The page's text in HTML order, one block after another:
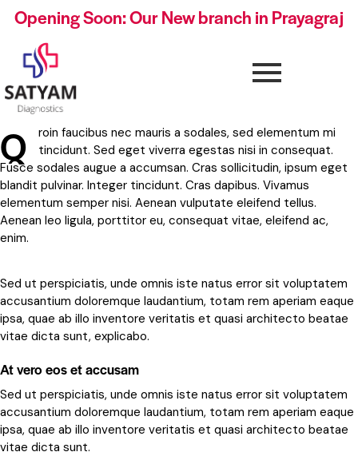
Opening Soon: Our New branch in Prayagraj
Q
roin faucibus nec mauris a sodales, sed elementum mi
tincidunt. Sed eget viverra egestas nisi in consequat.
Fusce sodales augue a accumsan. Cras sollicitudin, ipsum eget
blandit pulvinar. Integer tincidunt. Cras dapibus. Vivamus
elementum semper nisi. Aenean vulputate eleifend tellus.
Aenean leo ligula, porttitor eu, consequat vitae, eleifend ac,
enim.
Sed ut perspiciatis, unde omnis iste natus error sit voluptatem
accusantium doloremque laudantium, totam rem aperiam eaque
ipsa, quae ab illo inventore veritatis et quasi architecto beatae
vitae dicta sunt, explicabo.
At vero eos et accusam
Sed ut perspiciatis, unde omnis iste natus error sit voluptatem
accusantium doloremque laudantium, totam rem aperiam eaque
ipsa, quae ab illo inventore veritatis et quasi architecto beatae
vitae dicta sunt.